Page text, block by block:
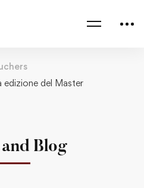
edizione del Master
Blog